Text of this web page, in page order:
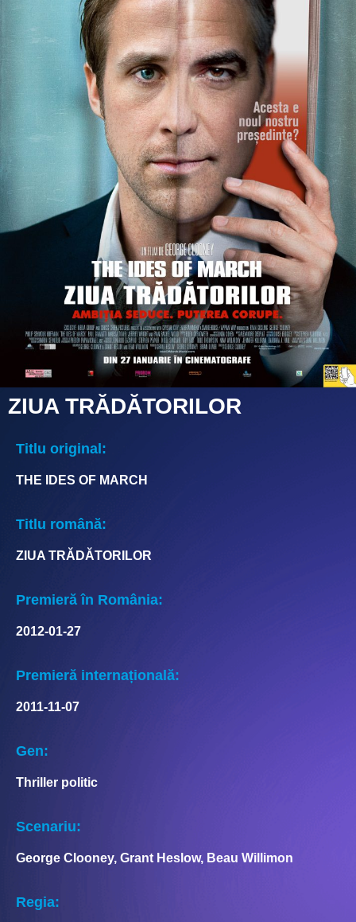
ZIUA TRĂDĂTORILOR
Titlu original:
THE IDES OF MARCH
Titlu română:
ZIUA TRĂDĂTORILOR
Premieră în România:
2012-01-27
Premieră internațională:
2011-11-07
Gen:
Thriller politic
Scenariu:
George Clooney, Grant Heslow, Beau Willimon
Regia: